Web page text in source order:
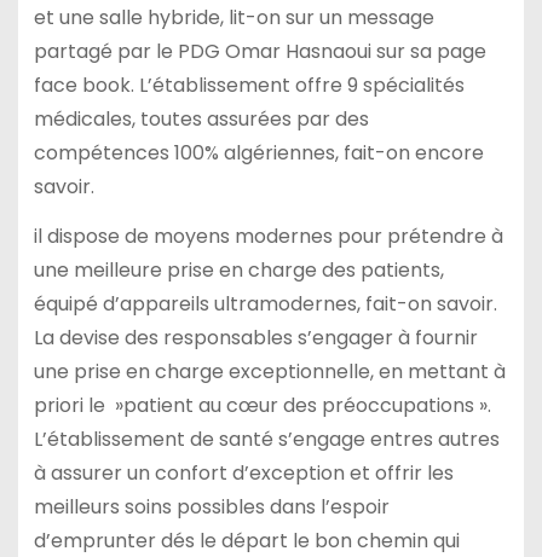
et une salle hybride, lit-on sur un message
partagé par le PDG Omar Hasnaoui sur sa page
face book. L’établissement offre 9 spécialités
médicales, toutes assurées par des
compétences 100% algériennes, fait-on encore
savoir.
il dispose de moyens modernes pour prétendre à
une meilleure prise en charge des patients,
équipé d’appareils ultramodernes, fait-on savoir.
La devise des responsables s’engager à fournir
une prise en charge exceptionnelle, en mettant à
priori le »patient au cœur des préoccupations ».
L’établissement de santé s’engage entres autres
à assurer un confort d’exception et offrir les
meilleurs soins possibles dans l’espoir
d’emprunter dés le départ le bon chemin qui